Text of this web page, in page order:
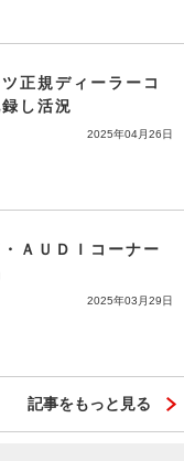
正規ディーラーコ
し活況
2025年04月26日
ＡＵＤＩコーナー
2025年03月29日
記事をもっと見る